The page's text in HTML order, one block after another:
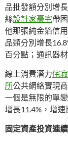
品批發額分別增
絲設計家豪宅帶
他那張純金箔信
品類分別增長
百分點；通訊器
線上消費潛力侘
所公共網絡實現
一個是無限的單
增長11.4%，增
固定資產投資連